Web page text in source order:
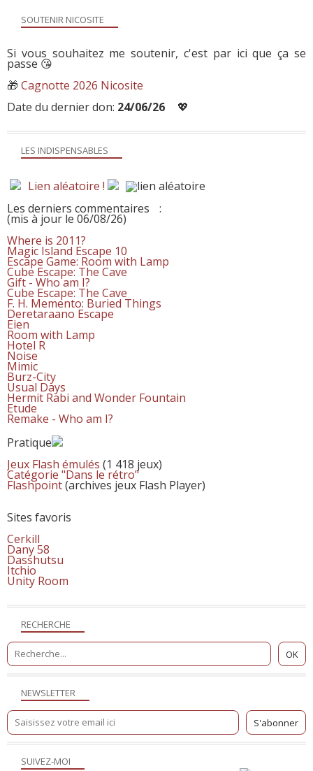
NEWSLETTER
SUIVEZ-MOI
RECHERCHE
LES INDISPENSABLES
Lien aléatoire !
Les derniers commentaires
:
(mis à jour le 06/08/26)
Where is 2011?
Magic Island Escape 10
Escape Game: Room with Lamp
Cube Escape: The Cave
Gift - Who am I?
Cube Escape: The Cave
F. H. Memento: Buried Things
Deretaraano Escape
Eien
Room with Lamp
Hotel R
Noise
Mimic
Burz-City
Usual Days
Hermit Rabi and Wonder Fountain
Etude
Remake - Who am I?
Pratique
Jeux Flash émulés (1 418 jeux)
Catégorie "Dans le rétro"
Flashpoint(archives jeux Flash Player)
Sites favoris
Cerkill
Dany 58
Dasshutsu
Itchio
Unity Room
SOUTENIR NICOSITE
Si vous souhaitez me soutenir, c'est par ici que ça se
passe 😘
🎁 Cagnotte 2026 Nicosite
Date du dernier don: 24/06/26 💖